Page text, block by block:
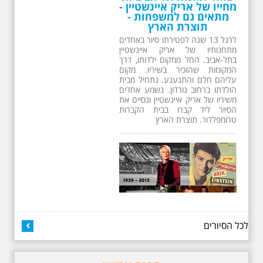
תוצרת הארץ
13 שנים לפטירתו של זמר ענק. סיור
באחדים מתחנותיו של אריק איינשטיין
בתל-אביב. החל ממקום ילדותו, דרך
המקומות שהזכיר בשיריו. מקום
עליהם חלם והתגעגע. נתחיל מבית
הולדתו ברחוב גורדון. נשמע אחדים
משיריו של אריק איינשטיין ונסיים את
הסיור ליד קברו בבית הקברות
טרומפלדור. תוצרת הארץ
סיור בסימן עשור
לפטירתו. סיור מיוחד
בעקבות חייו ושיריו -
עטור מצחך זהב שחור
לכל הסיורים